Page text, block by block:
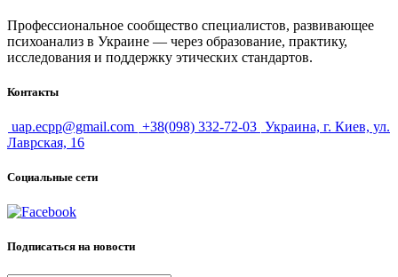
Профессиональное сообщество специалистов, развивающее
психоанализ в Украине — через образование, практику,
исследования и поддержку этических стандартов.
Контакты
uap.ecpp@gmail.com +38(098) 332-72-03 Украина, г. Киев, ул.
Лаврская, 16
Социальные сети
Подписаться на новости